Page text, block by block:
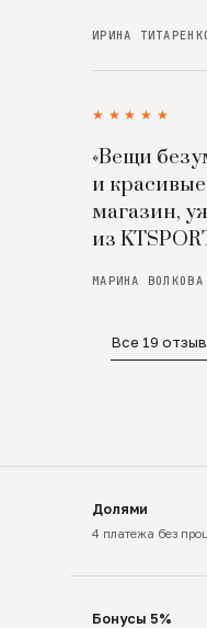
ИРИНА
★★★★★
«Вещи
и
магазин,
из
МАРИНА
Все 19
Долями
4 платежа без
Бонусы 5%